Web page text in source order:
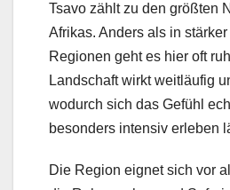
Tsavo zählt zu den größten
Afrikas. Anders als in
Regionen geht es hier oft
Landschaft wirkt weitläufig
wodurch sich das Gefühl
besonders intensiv erleben
Die Region eignet sich vor